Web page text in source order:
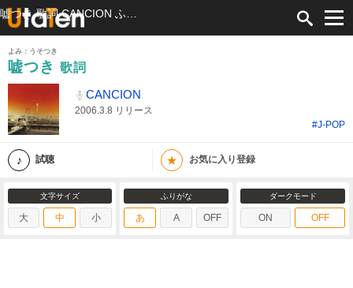
よみ：うそつき
嘘つき 歌詞
CANCION
2006.3.8 リリース
#J-POP
試聴 ★ お気に入り登録
文字サイズ
大 中 小
ふりがな
あ A OFF
ダークモード
ON OFF